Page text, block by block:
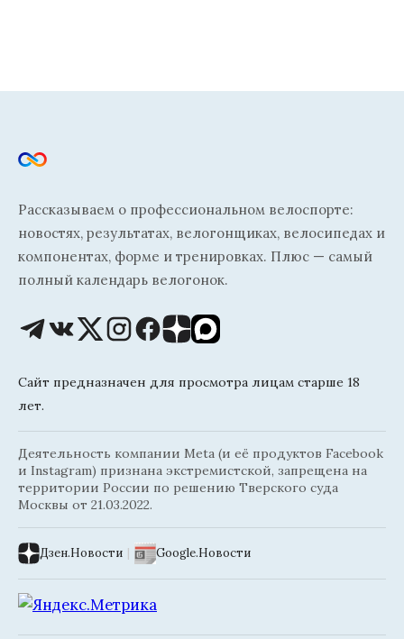
Рассказываем о профессиональном велоспорте:
новостях, результатах, велогонщиках, велосипедах и
компонентах, форме и тренировках. Плюс — самый
полный календарь велогонок.
Сайт предназначен для просмотра лицам старше 18
лет.
Деятельность компании Meta (и её продуктов Facebook
и Instagram) признана экстремистской, запрещена на
территории России по решению Тверского суда
Москвы от 21.03.2022.
Дзен.Новости | Google.Новости